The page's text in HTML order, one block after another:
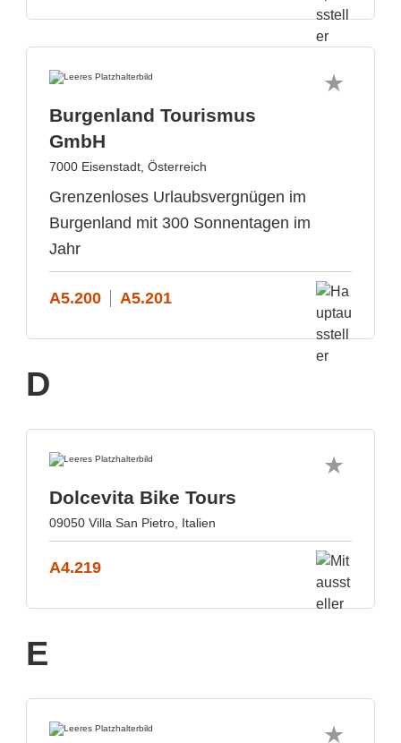
Burgenland Tourismus
GmbH
7000 Eisenstadt, Österreich
Grenzenloses Urlaubsvergnügen im
Burgenland mit 300 Sonnentagen im
Jahr
A5.200 A5.201
D
Dolcevita Bike Tours
09050 Villa San Pietro, Italien
A4.219
E